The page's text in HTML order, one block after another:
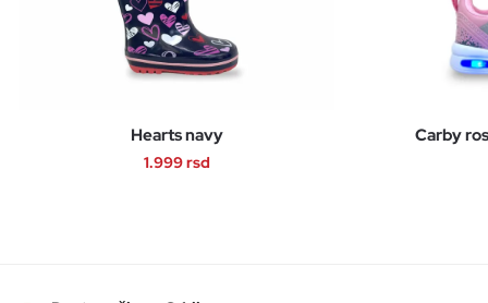
Hearts navy
1.999rsd
Carby